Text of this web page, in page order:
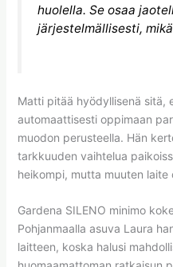
huolella. Se osaa
järjestelmällisesti,
Matti pitää hyödyllisenä sitä,
automaattisesti oppimaan
muodon perusteella. Hän
tarkkuuden vaihtelua
heikompi, mutta muuten
Gardena SILENO minimo
Pohjanmaalla asuva Laura
laitteen, koska halusi